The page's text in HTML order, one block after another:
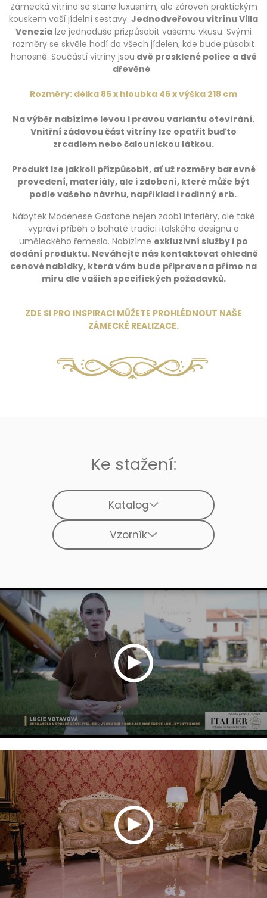
Zámecká vitrína se stane luxusním, ale zároveň praktickým
kouskem vaší jídelní sestavy. Jednodveřovou vitrínu Villa
Venezia lze jednoduše přizpůsobit vašemu vkusu. Svými
rozměry se skvěle hodí do všech jídelen, kde bude působit
honosně. Součástí vitríny jsou dvě prosklené police a dvě
dřevěné.
Rozměry: délka 85 x hloubka 46 x výška 218 cm
Na výběr nabízíme levou i pravou variantu otevírání.
Vnitřní zádovou část vitríny lze opatřit buďto
zrcadlem nebo čalounickou látkou.
Produkt lze jakkoli přízpůsobit, ať už rozměry barevné
provedení, materiály, ale i zdobení, které může být
podle vašeho návrhu, například i rodinný erb.
Nábytek Modenese Gastone nejen zdobí interiéry, ale také
vypráví příběh o bohaté tradici italského designu a
uměleckého řemesla. Nabízíme exkluzivní služby i po
dodání produktu. Neváhejte nás kontaktovat ohledně
cenové nabídky, která vám bude připravena přímo na
míru dle vašich specifických požadavků.
ZDE SI PRO INSPIRACI MŮŽETE PROHLÉDNOUT NAŠE
ZÁMECKÉ REALIZACE.
Ke stažení:
Katalog
Vzorník